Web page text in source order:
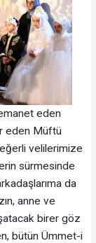
eden
eden Müftü
velilerimize
sürmesinde
da
anne ve
birer göz
bütün Ümmet-i